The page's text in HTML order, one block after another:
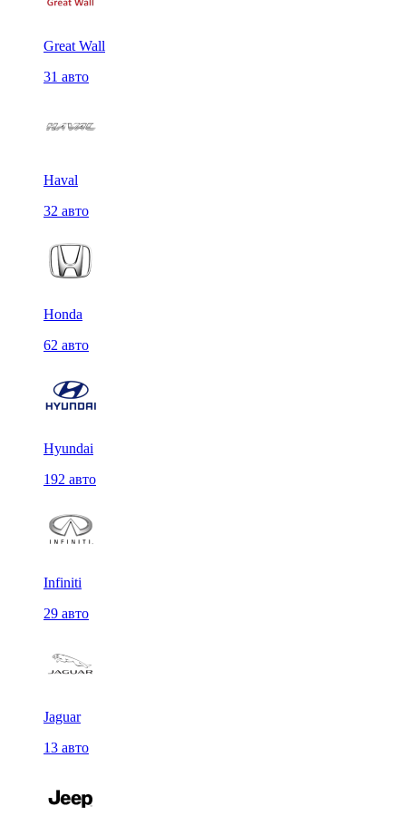
Great Wall
31 авто
Haval
32 авто
Honda
62 авто
Hyundai
192 авто
Infiniti
29 авто
Jaguar
13 авто